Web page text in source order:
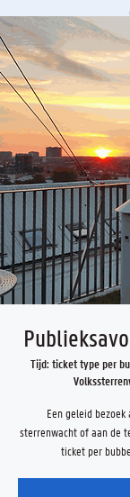
Tijd: ticket type per
Een geleid
sterrenwacht of aan de
ticket per